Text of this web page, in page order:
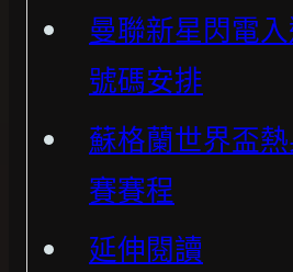
曼聯新星閃電
號碼安排
蘇格蘭世界盃
賽賽程
延伸閱讀